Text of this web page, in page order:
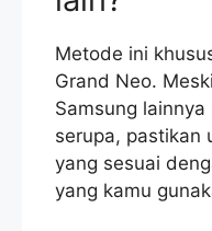
Metode ini
Grand Neo.
Samsung
serupa, pastikan
yang sesuai
yang kamu